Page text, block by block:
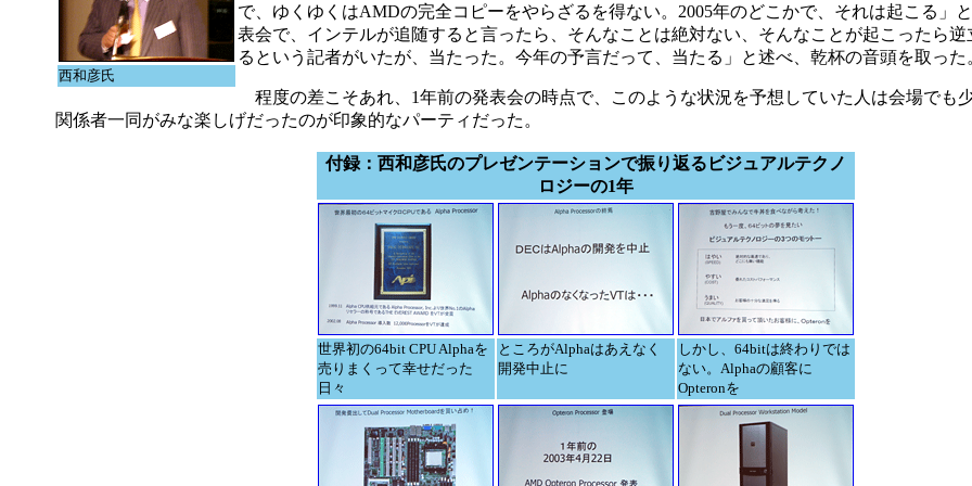
西和彦氏
で、ゆくゆくはAMDの完全コピーをやらざるを得ない。2005年のどこかで、それは起こる」
表会で、インテルが追随すると言ったら、そんなことは絶対ない、そんなことが起こったら
るという記者がいたが、当たった。今年の予言だって、当たる」と述べ、乾杯の音頭を取った
程度の差こそあれ、1年前の発表会の時点で、このような状況を予想していた人は会場でも
関係者一同がみな楽しげだったのが印象的なパーティだった。
付録：西和彦氏のプレゼンテーションで振り返るビジュアルテクノ
ロジーの1年
世界初の64bit CPU Alphaを
売りまくって幸せだった
日々
ところがAlphaはあえなく
開発中止に
しかし、64bitは終わりでは
ない。Alphaの顧客に
Opteronを